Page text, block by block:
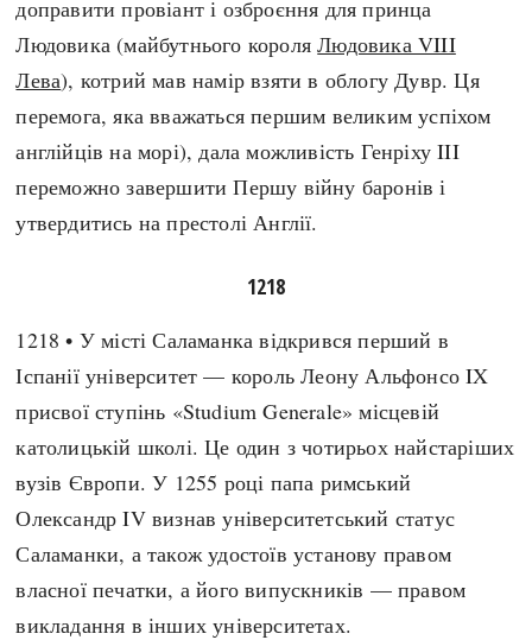
доправити провіант і озброєння для принца
Людовика (майбутнього короляЛюдовика VIII
Лева), котрий мав намір взяти в облогу Дувр. Ця
перемога, яка вважаться першим великим успіхом
англійців на морі), дала можливість Генріху III
переможно завершити Першу війну баронів і
утвердитись на престолі Англії.
1218
1218 • У місті Саламанка відкрився перший в
Іспанії університет — король Леону Альфонсо IX
присвої ступінь «Studium Generale» місцевій
католицькій школі. Це один з чотирьох найстаріших
вузів Європи. У 1255 році папа римський
Олександр IV визнав університетський статус
Саламанки, а також удостоїв установу правом
власної печатки, а його випускників — правом
викладання в інших університетах.